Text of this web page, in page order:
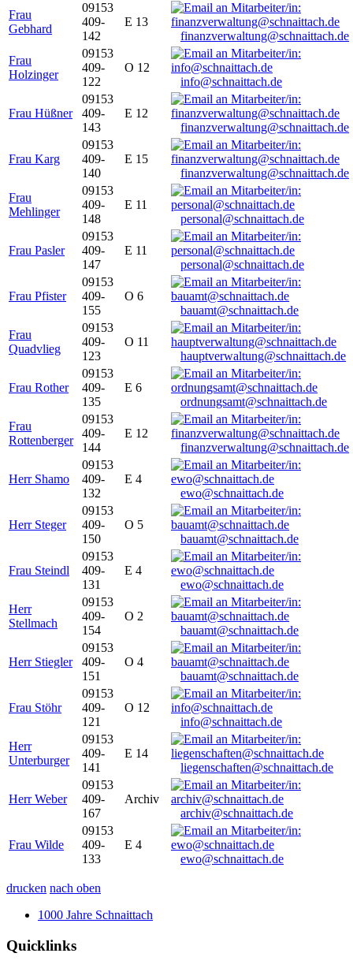
Frau
Gebhard
09153
409-
142
E 13
finanzverwaltung@schnaittach.de
Frau
Holzinger
09153
409-
122
O 12
info@schnaittach.de
Frau Hüßner
09153
409-
143
E 12
finanzverwaltung@schnaittach.de
Frau Karg
09153
409-
140
E 15
finanzverwaltung@schnaittach.de
Frau
Mehlinger
09153
409-
148
E 11
personal@schnaittach.de
Frau Pasler
09153
409-
147
E 11
personal@schnaittach.de
Frau Pfister
09153
409-
155
O 6
bauamt@schnaittach.de
Frau
Quadvlieg
09153
409-
123
O 11
hauptverwaltung@schnaittach.de
Frau Rother
09153
409-
135
E 6
ordnungsamt@schnaittach.de
Frau
Rottenberger
09153
409-
144
E 12
finanzverwaltung@schnaittach.de
Herr Shamo
09153
409-
132
E 4
ewo@schnaittach.de
Herr Steger
09153
409-
150
O 5
bauamt@schnaittach.de
Frau Steindl
09153
409-
131
E 4
ewo@schnaittach.de
Herr
Stellmach
09153
409-
154
O 2
bauamt@schnaittach.de
Herr Stiegler
09153
409-
151
O 4
bauamt@schnaittach.de
Frau Stöhr
09153
409-
121
O 12
info@schnaittach.de
Herr
Unterburger
09153
409-
141
E 14
liegenschaften@schnaittach.de
Herr Weber
09153
409-
167
Archiv
archiv@schnaittach.de
Frau Wilde
09153
409-
133
E 4
ewo@schnaittach.de
drucken nach oben
1000 Jahre Schnaittach
Quicklinks